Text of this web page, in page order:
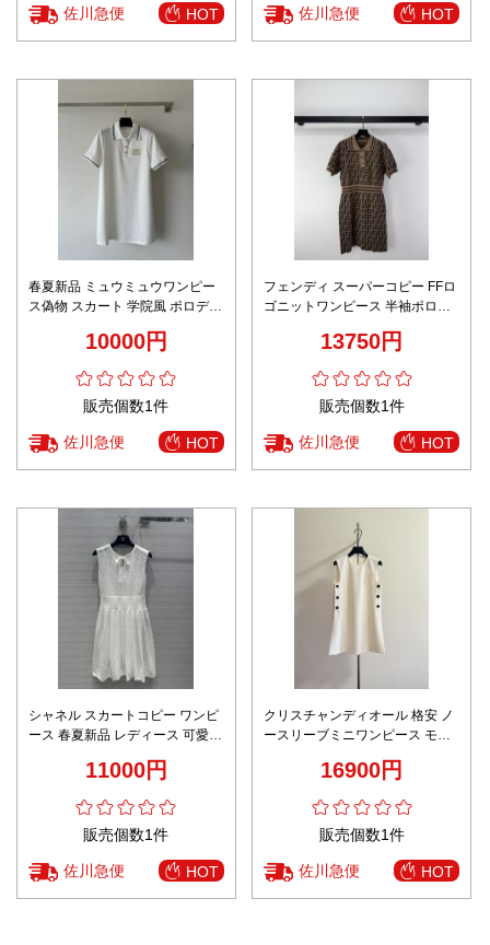
佐川急便 HOT 佐川急便 HOT
春夏新品 ミュウミュウワンピー
ス偽物 スカート 学院風 ポロデザ
10000円
販売個数1件
佐川急便 HOT
フェンディ スーパーコピー FFロ
ゴニットワンピース 半袖ポロデ
13750円
販売個数1件
佐川急便 HOT
シャネル スカートコピー ワンピ
ース 春夏新品 レディース 可愛い
選 ホワイト11000円
販売個数1件
佐川急便 HOT
クリスチャンディオール 格安 ノ
ースリーブミニワンピース モノ
16900円
販売個数1件
佐川急便 HOT